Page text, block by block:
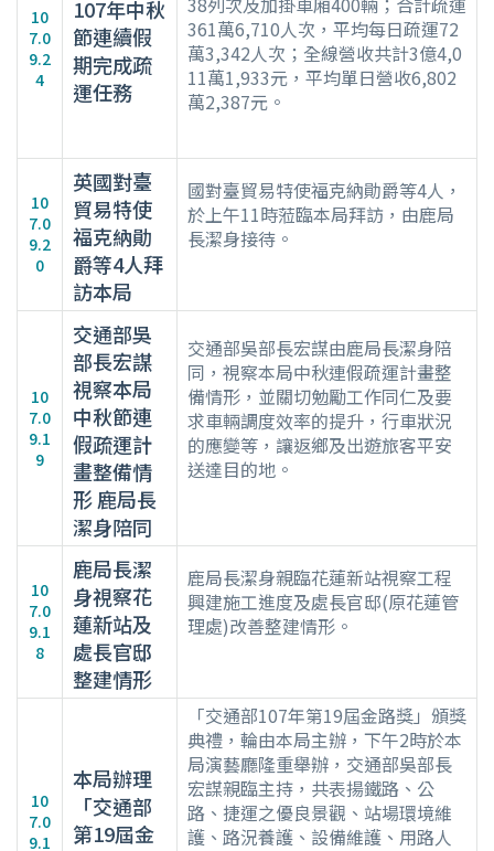
10
7.0
9.2
4
107年中秋
節連續假
期完成疏
運任務
361萬6,710人次，平均每日疏運72
萬3,342人次；全線營收共計3億4,0
11萬1,933元，平均單日營收6,802
萬2,387元。
10
7.0
9.2
0
英國對臺
貿易特使
福克納勛
爵等4人拜
訪本局
國對臺貿易特使福克納勛爵等4人，
於上午11時蒞臨本局拜訪，由鹿局
長潔身接待。
10
7.0
9.1
9
交通部吳
部長宏謀
視察本局
中秋節連
假疏運計
畫整備情
形 鹿局長
潔身陪同
交通部吳部長宏謀由鹿局長潔身陪
同，視察本局中秋連假疏運計畫整
備情形，並關切勉勵工作同仁及要
求車輛調度效率的提升，行車狀況
的應變等，讓返鄉及出遊旅客平安
送達目的地。
10
7.0
9.1
8
鹿局長潔
身視察花
蓮新站及
處長官邸
整建情形
鹿局長潔身親臨花蓮新站視察工程
興建施工進度及處長官邸(原花蓮管
理處)改善整建情形。
10
7.0
9.1
本局辦理
「交通部
第19屆金
「交通部107年第19屆金路獎」頒獎
典禮，輪由本局主辦，下午2時於本
局演藝廳隆重舉辦，交通部吳部長
宏謀親臨主持，共表揚鐵路、公
路、捷運之優良景觀、站場環境維
護、路況養護、設備維護、用路人